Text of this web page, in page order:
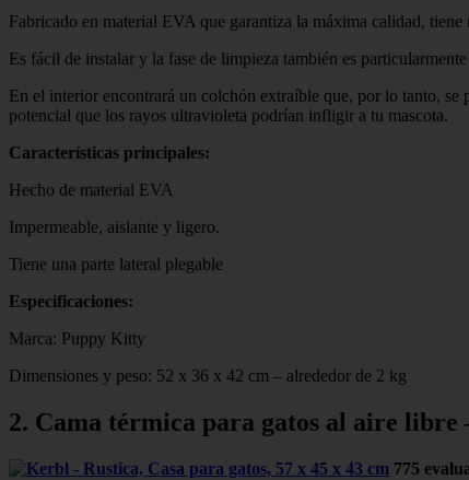
Fabricado en material EVA que garantiza la máxima calidad,
Es fácil de instalar y la fase de limpieza también es
En el interior encontrará un colchón extraíble que, por lo tanto,
potencial que los rayos ultravioleta podrían infligir a tu mascota.
Características principales:
Hecho de material EVA
Impermeable, aislante y ligero.
Tiene una parte lateral plegable
Especificaciones:
Marca: Puppy Kitty
Dimensiones y peso: 52 x 36 x 42 cm – alrededor de 2 kg
2. Cama térmica para gatos al aire libre
775